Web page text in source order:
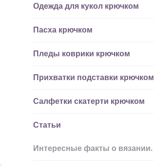
Одежда для кукол крючком
Пасха крючком
Пледы коврики крючком
Прихватки подставки крючком
Салфетки скатерти крючком
Статьи
Интересные факты о вязании.